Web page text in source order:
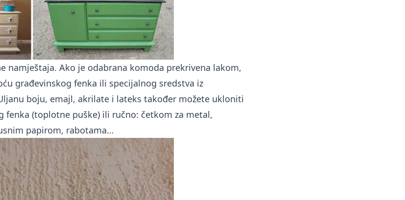
namještaja. Ako je odabrana komoda prekrivena lakom,
građevinskog fenka ili specijalnog sredstva iz
boju, emajl, akrilate i lateks također možete ukloniti
fenka (toplotne puške) ili ručno: četkom za metal,
papirom, rabotama…